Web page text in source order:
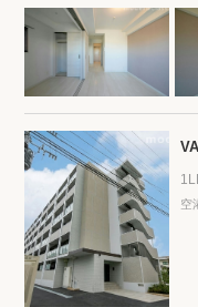
高級賃貸物件コラム
高級賃貸物件トピック
プライバシーポリシー
商標について
空